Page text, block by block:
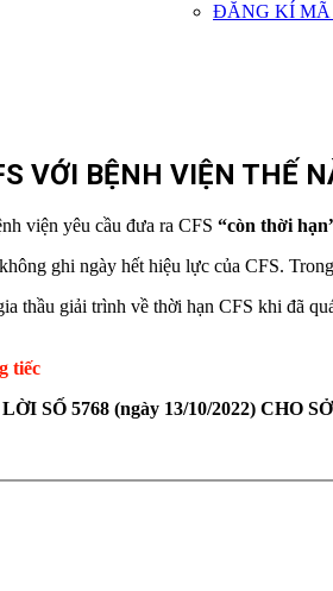
ĐĂNG KÍ MÃ
VỚI BỆNH VIỆN THẾ
viện yêu cầu đưa ra CFS “còn thời
ghi ngày hết hiệu lực của CFS.
thầu giải trình về thời hạn CFS khi đã
tiếc
SỐ 5768 (ngày 13/10/2022) CHO